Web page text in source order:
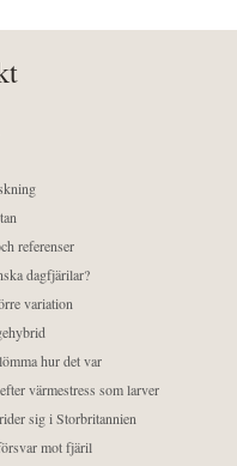
referenser
dagfjärilar?
variation
hur det var
värmestress som larver
sig i Storbritannien
mot fjäril